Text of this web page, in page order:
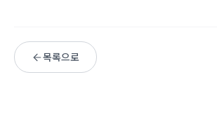
목록으로